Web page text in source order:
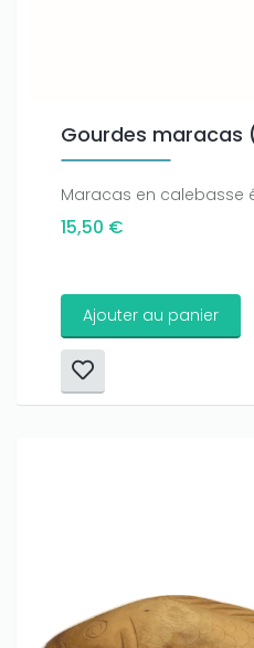
Gourdes maracas
Maracas en calebasse
15,50 €
Ajouter au panier